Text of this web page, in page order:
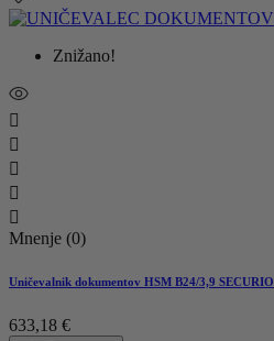
Znižano!





Mnenje (0)
Uničevalnik dokumentov HSM B24/3,9 SECURIO
633,18 €